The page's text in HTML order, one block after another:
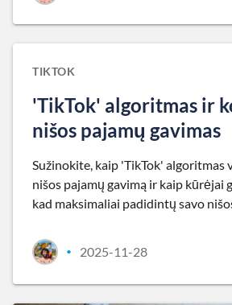
TIKTOK
'TikTok' algoritmas ir
nišos pajamų gavimas
Sužinokite, kaip 'TikTok' algoritmas
nišos pajamų gavimą ir kaip kūrėjai
kad maksimaliai padidintų savo
• 2025-11-28